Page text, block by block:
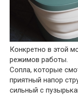
Конкретно в этой
режимов работы.
Сопла, которые
приятный напор
сильный с